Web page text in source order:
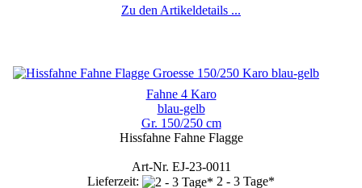
Zu den Artikeldetails ...
Fahne 4 Karo
blau-gelb
Gr. 150/250 cm
Hissfahne Fahne Flagge
Art-Nr. EJ-23-0011
Lieferzeit:
2 - 3 Tage*